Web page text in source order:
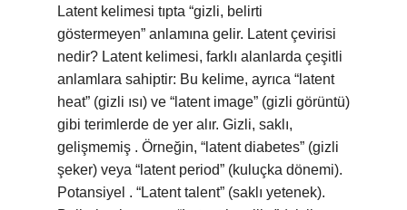
Latent kelimesi tıpta “gizli, belirti
göstermeyen” anlamına gelir. Latent çevirisi
nedir? Latent kelimesi, farklı alanlarda çeşitli
anlamlara sahiptir: Bu kelime, ayrıca “latent
heat” (gizli ısı) ve “latent image” (gizli görüntü)
gibi terimlerde de yer alır. Gizli, saklı,
gelişmemiş . Örneğin, “latent diabetes” (gizli
şeker) veya “latent period” (kuluçka dönemi).
Potansiyel . “Latent talent” (saklı yetenek).